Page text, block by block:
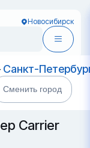
Новосибирск
Санкт-
Сменить город
RRSU 902803-6
Carrier